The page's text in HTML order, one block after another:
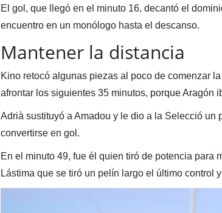
El gol, que llegó en el minuto 16, decantó el
encuentro en un monólogo hasta el descanso.
Mantener la distancia
Kino retocó algunas piezas al poco de comenzar
afrontar los siguientes 35 minutos, porque Aragón
Adrià sustituyó a Amadou y le dio a la Selecció
convertirse en gol.
En el minuto 49, fue él quien tiró de potencia para
Lástima que se tiró un pelín largo el último control